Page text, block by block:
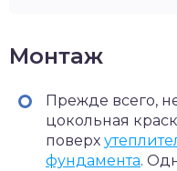
Монтаж
Прежде всего,
цокольная
поверх
фундамента.